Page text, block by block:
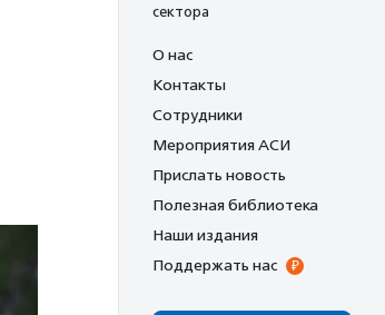
сектора
О нас
Контакты
Сотрудники
Мероприятия АСИ
Прислать новость
Полезная библиотека
Наши издания
Поддержать нас